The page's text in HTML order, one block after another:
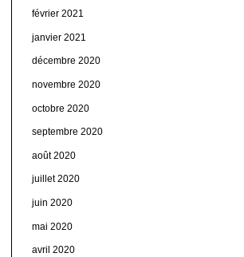
février 2021
janvier 2021
décembre 2020
novembre 2020
octobre 2020
septembre 2020
août 2020
juillet 2020
juin 2020
mai 2020
avril 2020